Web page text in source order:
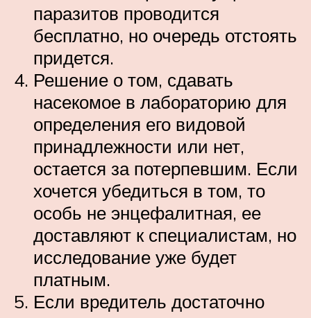
паразитов проводится
бесплатно, но очередь отстоять
придется.
Решение о том, сдавать
насекомое в лабораторию для
определения его видовой
принадлежности или нет,
остается за потерпевшим. Если
хочется убедиться в том, то
особь не энцефалитная, ее
доставляют к специалистам, но
исследование уже будет
платным.
Если вредитель достаточно